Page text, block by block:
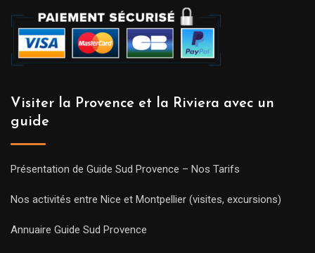
Visiter la Provence et la Riviera avec un
guide
Présentation de Guide Sud Provence – Nos Tarifs
Nos activités entre Nice et Montpellier (visites, excursions)
Annuaire Guide Sud Provence